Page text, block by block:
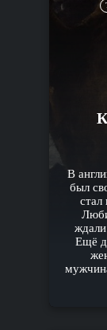
В
был
стал
Ещё